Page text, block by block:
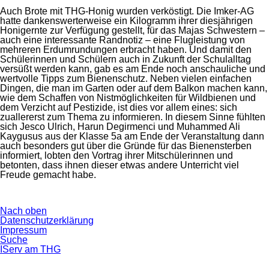
Auch Brote mit THG-Honig wurden verköstigt. Die Imker-AG
hatte dankenswerterweise ein Kilogramm ihrer diesjährigen
Honigernte zur Verfügung gestellt, für das Majas Schwestern –
auch eine interessante Randnotiz – eine Flugleistung von
mehreren Erdumrundungen erbracht haben. Und damit den
Schülerinnen und Schülern auch in Zukunft der Schulalltag
versüßt werden kann, gab es am Ende noch anschauliche und
wertvolle Tipps zum Bienenschutz. Neben vielen einfachen
Dingen, die man im Garten oder auf dem Balkon machen kann,
wie dem Schaffen von Nistmöglichkeiten für Wildbienen und
dem Verzicht auf Pestizide, ist dies vor allem eines: sich
zuallererst zum Thema zu informieren. In diesem Sinne fühlten
sich Jesco Ulrich, Harun Degirmenci und Muhammed Ali
Kaygusus aus der Klasse 5a am Ende der Veranstaltung dann
auch besonders gut über die Gründe für das Bienensterben
informiert, lobten den Vortrag ihrer Mitschülerinnen und
betonten, dass ihnen dieser etwas andere Unterricht viel
Freude gemacht habe.
Nach oben
Navigation
überspringen
Datenschutzerklärung
Impressum
Suche
IServ am THG